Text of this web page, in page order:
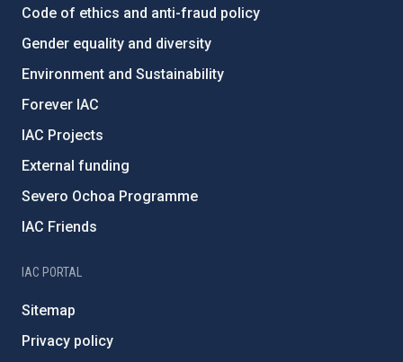
Code of ethics and anti-fraud policy
Gender equality and diversity
Environment and Sustainability
Forever IAC
IAC Projects
External funding
Severo Ochoa Programme
IAC Friends
IAC PORTAL
Sitemap
Privacy policy